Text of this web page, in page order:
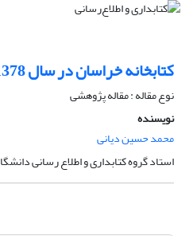
کتابخانه خراسان در سال 1378
نوع مقاله : مقاله پژوهشی
نویسنده
محمد حسین دیانی
استاد گروه کتابداری و اطلاع رسانی